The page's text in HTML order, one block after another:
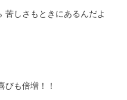
苦しさもときにあるんだよ
も倍増！！